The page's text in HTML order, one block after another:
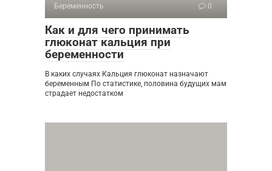
Беременность 0
Как и для чего принимать
глюконат кальция при
беременности
В каких случаях Кальция глюконат назначают
беременным По статистике, половина будущих мам
страдает недостатком